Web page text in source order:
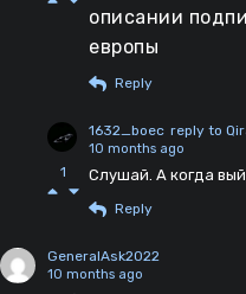
описании
европы
Reply
1
1632_boec reply to
10 months ago
Слушай. А когда
Reply
GeneralAsk2022
10 months ago